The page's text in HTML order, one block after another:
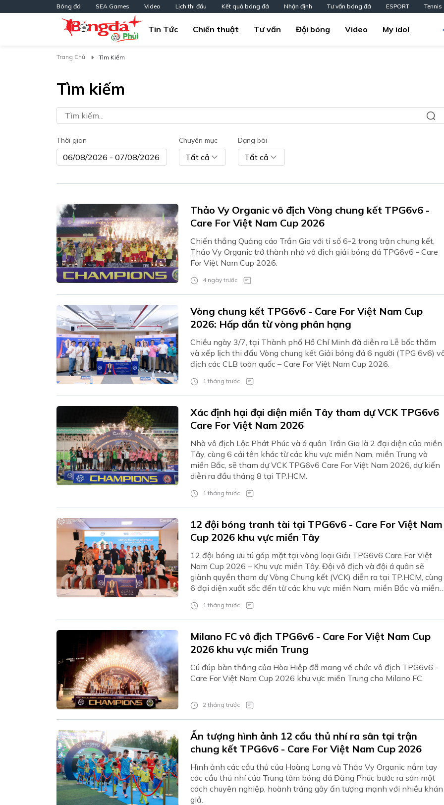
Bóng đá SEA Games Video Lịch thi đấu Kết quả bóng đá Nhận định Tư vấn bóng đá ESPORT Tennis
Tin Tức Chiến thuật Tư vấn Đội bóng Video My idol
Trang Chủ Tìm Kiếm
Tìm kiếm
Thời gian Chuyên mục
Tất cả
Dạng bài
Tất cả
Thảo Vy Organic vô địch Vòng chung kết TPG6v6 -
Care For Việt Nam Cup 2026
Chiến thắng Quảng cáo Trần Gia với tỉ số 6-2 trong trận chung kết,
Thảo Vy Organic trở thành nhà vô địch giải bóng đá TPG6v6 - Care
For Việt Nam Cup 2026.
4 ngày trước
Vòng chung kết TPG6v6 - Care For Việt Nam Cup
2026: Hấp dẫn từ vòng phân hạng
Chiều ngày 3/7, tại Thành phố Hồ Chí Minh đã diễn ra Lễ bốc thăm
và xếp lịch thi đấu Vòng chung kết Giải bóng đá 6 người (TPG 6v6)
địch các CLB toàn quốc – Care For Việt Nam Cup 2026.
1 tháng trước
Xác định hại đại diện miền Tây tham dự VCK TPG6v6
Care For Việt Nam 2026
Nhà vô địch Lộc Phát Phúc và á quân Trần Gia là 2 đại diện của miền
Tây, cùng 6 cái tên khác từ các khu vực miền Nam, miền Trung và
miền Bắc, sẽ tham dự VCK TPG6v6 Care For Việt Nam 2026, dự kiến
diễn ra đầu tháng 8 tại TP.HCM.
1 tháng trước
12 đội bóng tranh tài tại TPG6v6 - Care For Việt Nam
Cup 2026 khu vực miền Tây
12 đội bóng ưu tú góp mặt tại vòng loại Giải TPG6v6 Care For Việt
Nam Cup 2026 – Khu vực miền Tây. Đội vô địch và đội á quân sẽ
giành quyền tham dự Vòng Chung kết (VCK) diễn ra tại TP.HCM, cùng
6 đại diện xuất sắc đến từ các khu vực miền Nam, miền Bắc và miền
1 tháng trước
Milano FC vô địch TPG6v6 - Care For Việt Nam Cup
2026 khu vực miền Trung
Cú đúp bàn thắng của Hòa Hiệp đã mang về chức vô địch TPG6v6 -
Care For Việt Nam Cup 2026 khu vực miền Trung cho Milano FC.
2 tháng trước
Ấn tượng hình ảnh 12 cầu thủ nhí ra sân tại trận
chung kết TPG6v6 - Care For Việt Nam Cup 2026
Hình ảnh các cầu thủ của Hoàng Long và Thảo Vy Organic nắm tay
các cầu thủ nhí của Trung tâm bóng đá Đăng Phúc bước ra sân một
cách chuyên nghiệp, hoành tráng gây ấn tượng mạnh với nhiều khán
giả.